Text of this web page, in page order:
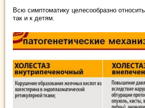
Всю симптоматику целесообразно
так и к детям.